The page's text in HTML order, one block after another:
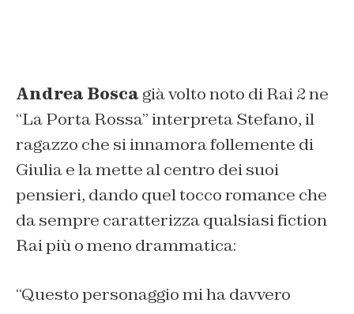
Andrea Bosca già volto noto di Rai 2 ne
“La Porta Rossa” interpreta Stefano, il
ragazzo che si innamora follemente di
Giulia e la mette al centro dei suoi
pensieri, dando quel tocco romance che
da sempre caratterizza qualsiasi fiction
Rai più o meno drammatica:
“Questo personaggio mi ha davvero